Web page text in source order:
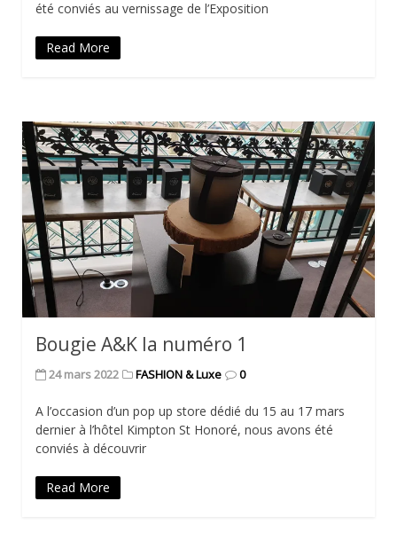
été conviés au vernissage de l’Exposition
Read More
Bougie A&K la numéro 1
24 mars 2022 FASHION & Luxe 0
A l’occasion d’un pop up store dédié du 15 au 17 mars
dernier à l’hôtel Kimpton St Honoré, nous avons été
conviés à découvrir
Read More